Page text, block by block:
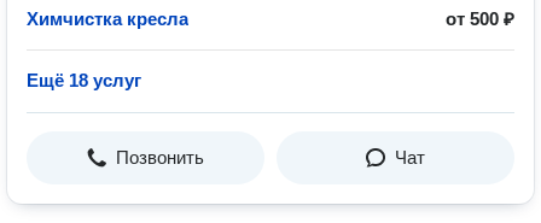
Химчистка кресла от 500 ₽
Ещё 18 услуг
Позвонить Чат